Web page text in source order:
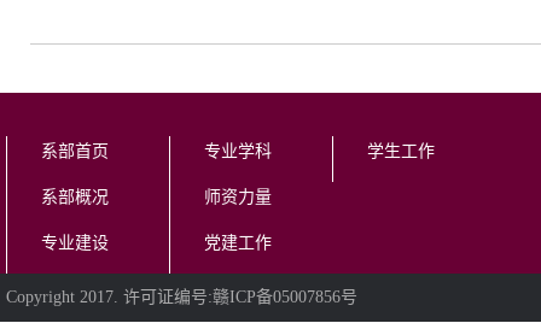
系部首页
系部概况
专业建设
专业学科
师资力量
党建工作
学生工作
Copyright 2017. 许可证编号:赣ICP备05007856号